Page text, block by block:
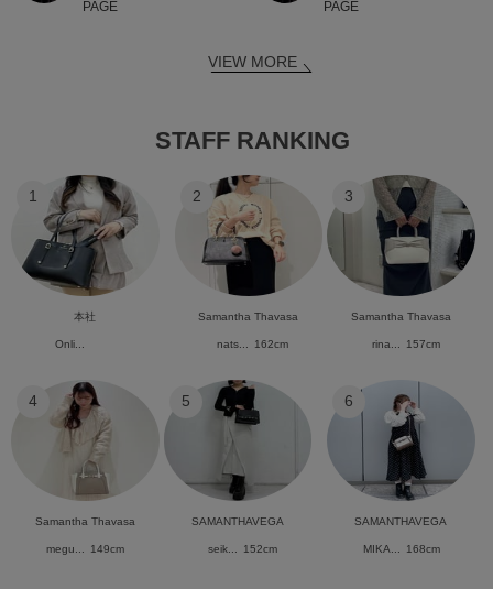
PAGE
PAGE
VIEW MORE
STAFF RANKING
1
本社
Onli...
2
Samantha Thavasa
nats... 162cm
3
Samantha Thavasa
rina... 157cm
4
Samantha Thavasa
megu... 149cm
5
SAMANTHAVEGA
seik... 152cm
6
SAMANTHAVEGA
MIKA... 168cm